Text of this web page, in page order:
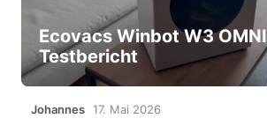
Ecovacs Winbot W3 OMNI
Testbericht
Johannes 17. Mai 2026